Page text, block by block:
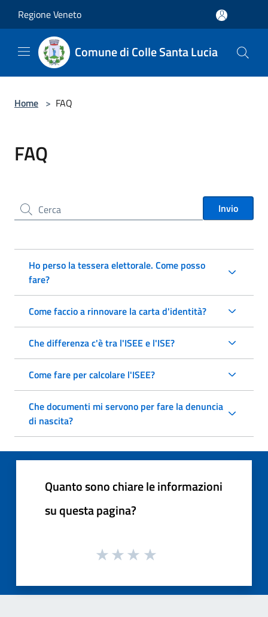
Regione Veneto
Comune di Colle Santa Lucia
Home > FAQ
FAQ
Cerca nel sito Invio
Ho perso la tessera elettorale. Come posso
fare?
Come faccio a rinnovare la carta d'identità?
Che differenza c'è tra l'ISEE e l'ISE?
Come fare per calcolare l'ISEE?
Che documenti mi servono per fare la denuncia
di nascita?
Quanto sono chiare le informazioni
su questa pagina?